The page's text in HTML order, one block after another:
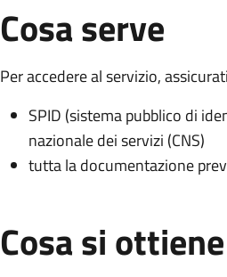
Cosa serve
Per accedere al servizio,
SPID (sistema pubblico di
nazionale dei servizi (CNS)
tutta la documentazione
Cosa si ottiene